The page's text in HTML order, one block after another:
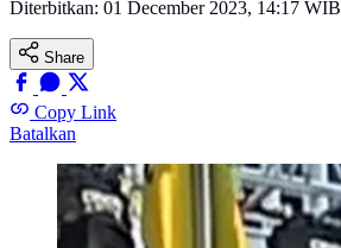
Diterbitkan: 01 December 2023, 14:17 WIB
Share
Copy Link
Batalkan